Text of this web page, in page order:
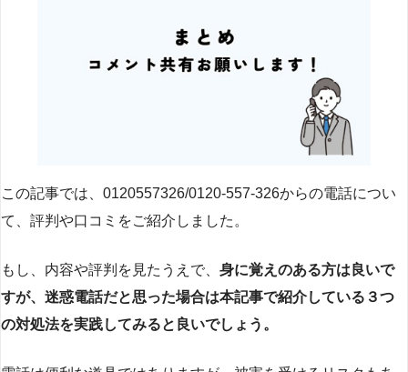
この記事では、0120557326/0120-557-326からの電話につい
て、評判や口コミをご紹介しました。
もし、内容や評判を見たうえで、 身に覚えのある方は良いで
すが、迷惑電話だと思った場合は本記事で紹介している３つ
の対処法を実践してみると良いでしょう。